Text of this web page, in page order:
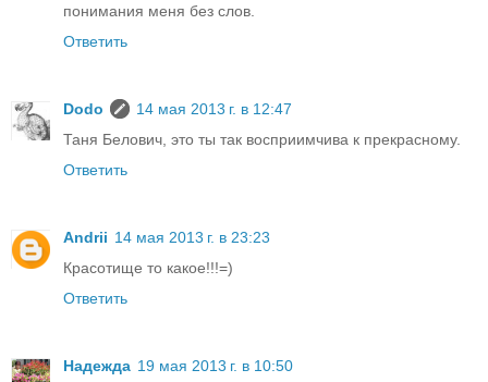
понимания меня без слов.
Ответить
Dodo
14 мая 2013 г. в 12:47
Таня Белович, это ты так восприимчива к прекрасному.
Ответить
Andrii 14 мая 2013 г. в 23:23
Красотище то какое!!!=)
Ответить
Надежда 19 мая 2013 г. в 10:50